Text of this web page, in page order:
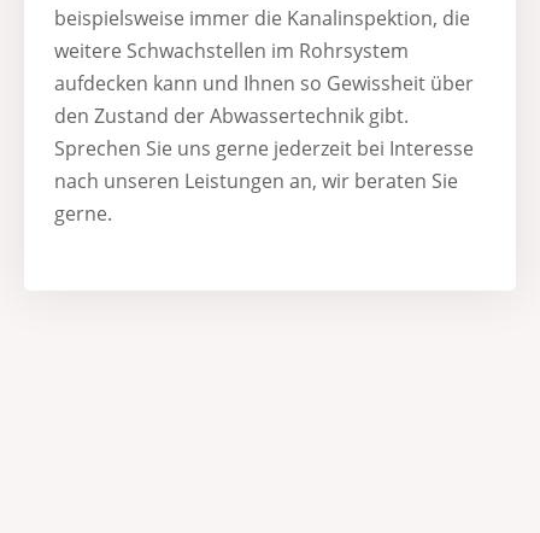
beispielsweise immer die Kanalinspektion, die
weitere Schwachstellen im Rohrsystem
aufdecken kann und Ihnen so Gewissheit über
den Zustand der Abwassertechnik gibt.
Sprechen Sie uns gerne jederzeit bei Interesse
nach unseren Leistungen an, wir beraten Sie
gerne.